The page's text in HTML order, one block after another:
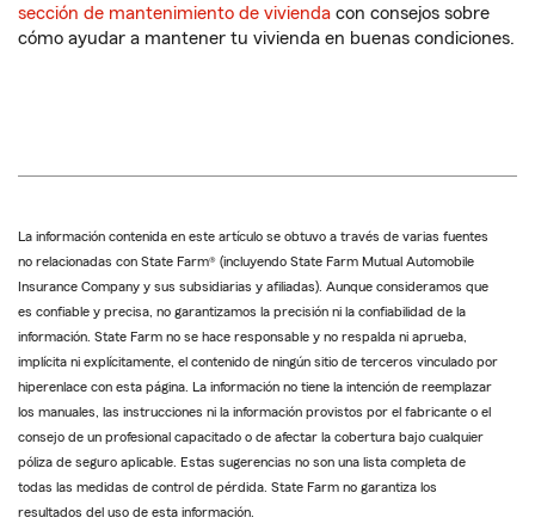
sección de mantenimiento de vivienda con consejos sobre
cómo ayudar a mantener tu vivienda en buenas condiciones.
La información contenida en este artículo se obtuvo a través de varias fuentes
no relacionadas con State Farm® (incluyendo State Farm Mutual Automobile
Insurance Company y sus subsidiarias y afiliadas). Aunque consideramos que
es confiable y precisa, no garantizamos la precisión ni la confiabilidad de la
información. State Farm no se hace responsable y no respalda ni aprueba,
implícita ni explícitamente, el contenido de ningún sitio de terceros vinculado por
hiperenlace con esta página. La información no tiene la intención de reemplazar
los manuales, las instrucciones ni la información provistos por el fabricante o el
consejo de un profesional capacitado o de afectar la cobertura bajo cualquier
póliza de seguro aplicable. Estas sugerencias no son una lista completa de
todas las medidas de control de pérdida. State Farm no garantiza los
resultados del uso de esta información.